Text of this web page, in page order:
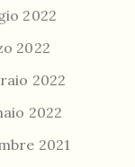
2022
2022
2022
2022
2021